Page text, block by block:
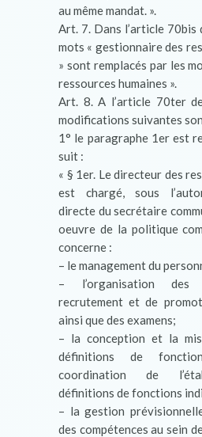
au même mandat. ».
Art. 7. Dans l’article 70bis
mots « gestionnaire des
» sont remplacés par les
ressources humaines ».
Art. 8. A l’article 70ter
modifications suivantes
1° le paragraphe 1er est
suit :
« § 1er. Le directeur des
est chargé, sous
directe du secrétaire
oeuvre de la politique
concerne :
– le management du
– l’organisation des
recrutement et de
ainsi que des examens;
– la conception et la
définitions de
coordination de
définitions de fonctions
– la gestion
des compétences au sein